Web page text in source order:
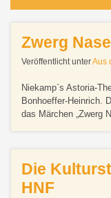
Zwerg Nase
Veröffentlicht unterAus
Niekamp`s Astoria-
Bonhoeffer-Heinrich.
das Märchen „Zwerg
Die
HNF